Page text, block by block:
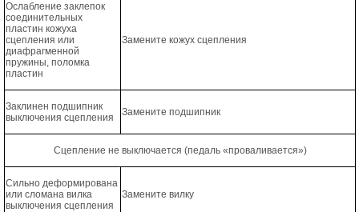
Ослабление заклепок
соединительных
пластин кожуха
сцепления или
диафрагменной
пружины, поломка
пластин
Замените кожух сцепления
Заклинен подшипник
выключения сцепления
Замените подшипник
Сцепление не выключается (педаль «проваливается»)
Сильно деформирована
или сломана вилка
выключения сцепления
Замените вилку